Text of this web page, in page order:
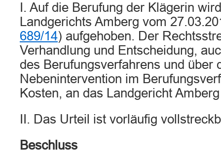
I. Auf die Berufung der Klägerin
Landgerichts Amberg vom
689/14) aufgehoben. Der
Verhandlung und Entscheidung,
des Berufungsverfahrens und über
Nebenintervention im
Kosten, an das Landgericht
II. Das Urteil ist vorläufig
Beschluss